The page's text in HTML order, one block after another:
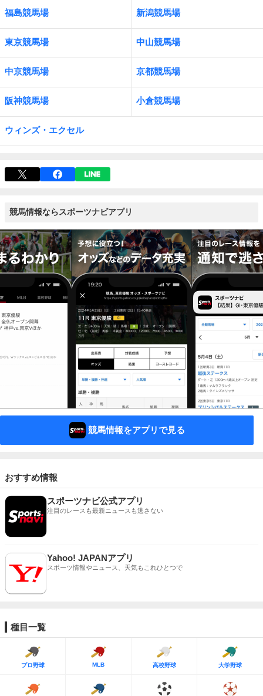
福島競馬場 新潟競馬場
東京競馬場 中山競馬場
中京競馬場 京都競馬場
阪神競馬場 小倉競馬場
ウィンズ・エクセル
競馬情報ならスポーツナビアプリ
競馬情報をアプリで見る
おすすめ情報
スポーツナビ公式アプリ
注目のレースも最新ニュースも逃さない
Yahoo! JAPANアプリ
スポーツ情報やニュース、天気もこれひとつで
種目一覧
プロ野球 MLB 高校野球 大学野球